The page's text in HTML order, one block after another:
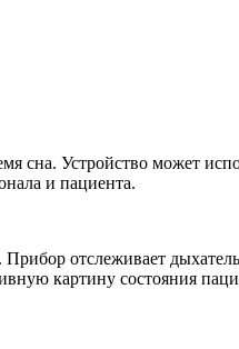
сна. Устройство может
и пациента.
Прибор отслеживает
картину состояния